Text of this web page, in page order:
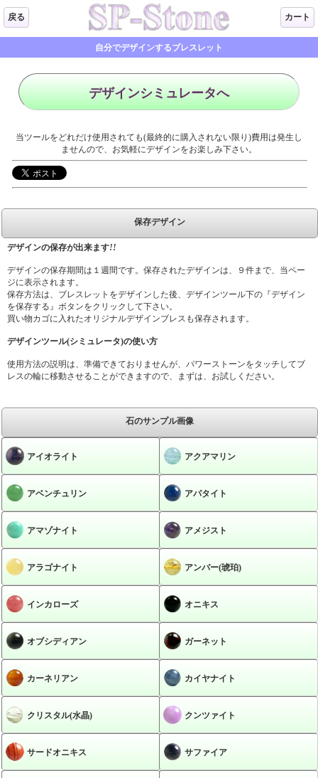
戻る カート
自分でデザインするブレスレット
デザインシミュレータへ
当ツールをどれだけ使用されても(最終的に購入されない限り)費用は発生し
ませんので、お気軽にデザインをお楽しみ下さい。
保存デザイン
デザインの保存が出来ます!!
デザインの保存期間は１週間です。保存されたデザインは、９件まで、当ペー
ジに表示されます。
保存方法は、ブレスレットをデザインした後、デザインツール下の『デザイン
を保存する』ボタンをクリックして下さい。
買い物カゴに入れたオリジナルデザインブレスも保存されます。
デザインツール(シミュレータ)の使い方
使用方法の説明は、準備できておりませんが、パワーストーンをタッチしてブ
レスの輪に移動させることができますので、まずは、お試しください。
石のサンプル画像
アイオライト アクアマリン
アベンチュリン アパタイト
アマゾナイト アメジスト
アラゴナイト アンバー(琥珀)
インカローズ オニキス
オブシディアン ガーネット
カーネリアン カイヤナイト
クリスタル(水晶) クンツァイト
サードオニキス サファイア